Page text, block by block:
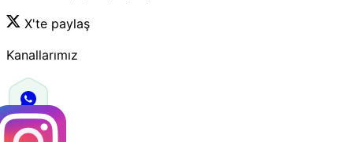
X'te paylaş
Kanallarımız